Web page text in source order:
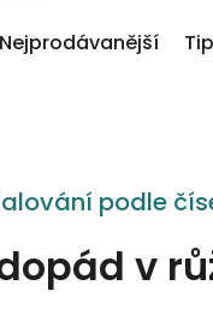
Nejprodávanější
podle
v